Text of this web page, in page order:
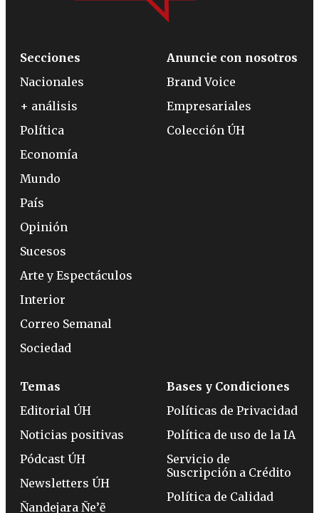
Secciones
Nacionales
+ análisis
Política
Economía
Mundo
País
Opinión
Sucesos
Arte y Espectáculos
Interior
Correo Semanal
Sociedad
Anuncie con nosotros
Brand Voice
Empresariales
Colección ÚH
Temas
Editorial ÚH
Noticias positivas
Pódcast ÚH
Newsletters ÚH
Ñandejara Ñe’ẽ
Bases y Condiciones
Políticas de Privacidad
Política de uso de la IA
Servicio de
Suscripción a Crédito
Política de Calidad